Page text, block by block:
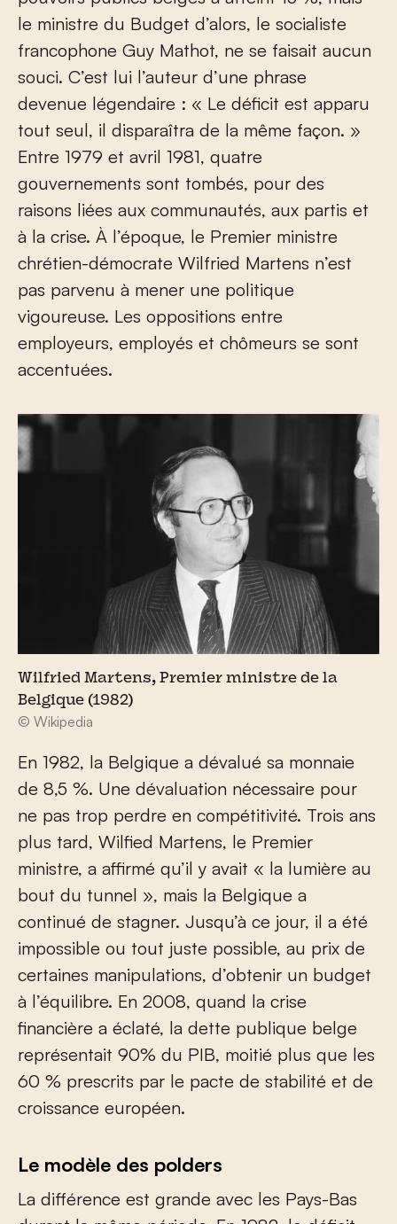
le ministre du Budget d’alors, le socialiste
francophone Guy Mathot, ne se faisait aucun
souci. C’est lui l’auteur d’une phrase
devenue légendaire : « Le déficit est apparu
tout seul, il disparaîtra de la même façon. »
Entre 1979 et avril 1981, quatre
gouvernements sont tombés, pour des
raisons liées aux communautés, aux partis et
à la crise. À l’époque, le Premier ministre
chrétien-démocrate Wilfried Martens n’est
pas parvenu à mener une politique
vigoureuse. Les oppositions entre
employeurs, employés et chômeurs se sont
accentuées.
Wilfried Martens, Premier ministre de la
Belgique (1982)
© Wikipedia
En 1982, la Belgique a dévalué sa monnaie
de 8,5 %. Une dévaluation nécessaire pour
ne pas trop perdre en compétitivité. Trois ans
plus tard, Wilfied Martens, le Premier
ministre, a affirmé qu’il y avait « la lumière au
bout du tunnel », mais la Belgique a
continué de stagner. Jusqu’à ce jour, il a été
impossible ou tout juste possible, au prix de
certaines manipulations, d’obtenir un budget
à l’équilibre. En 2008, quand la crise
financière a éclaté, la dette publique belge
représentait 90% du PIB, moitié plus que les
60 % prescrits par le pacte de stabilité et de
croissance européen.
Le modèle des polders
La différence est grande avec les Pays-Bas